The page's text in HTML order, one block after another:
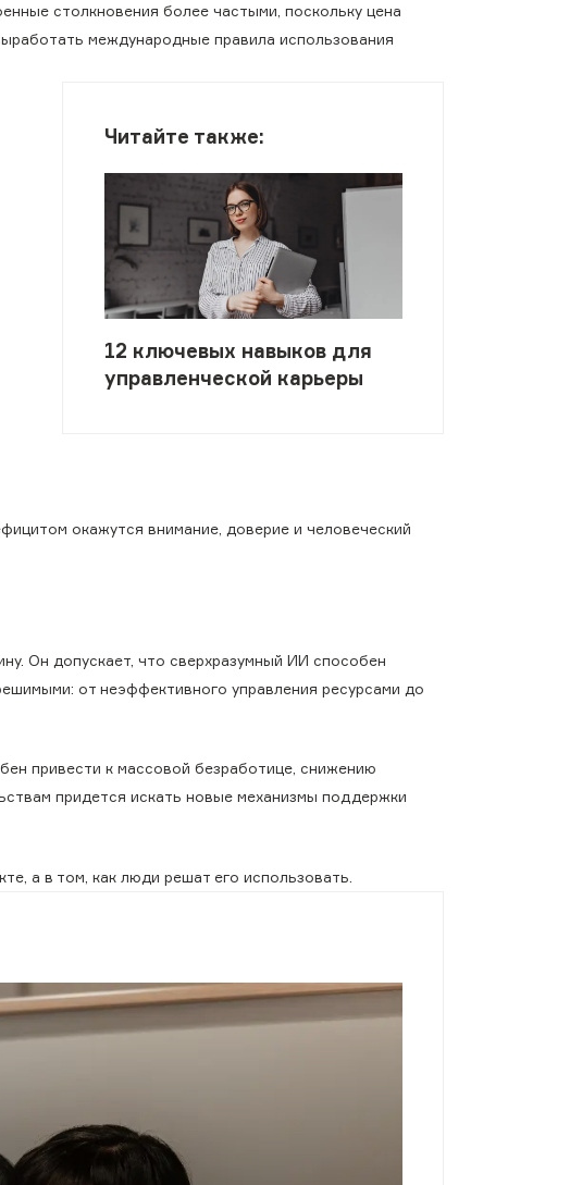
столкновения более частыми, поскольку цена
международные правила использования
Читайте также:
12 ключевых навыков для
управленческой карьеры
окажутся внимание, доверие и человеческий
Он допускает, что сверхразумный ИИ способен
от неэффективного управления ресурсами до
привести к массовой безработице, снижению
придется искать новые механизмы поддержки
а в том, как люди решат его использовать.